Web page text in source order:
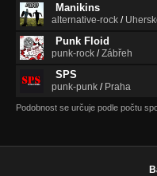
Manikins
alternative-rock /
Punk Floid
punk-rock /Zábřeh
SPS
punk-punk / Praha
Podobnost se určuje podle počtu